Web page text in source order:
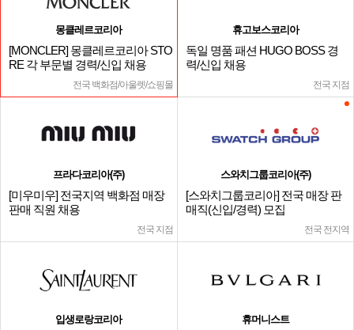
몽클레르코리아
[MONCLER] 몽클레르코리아 STO
RE 각 부문별 경력/신입 채용
전국 백화점/아울렛/쇼핑몰
휴고보스코리아
독일 명품 패션 HUGO BOSS 경
력/신입 채용
전국 지점
프라다코리아(주)
[미우미우] 전국지역 백화점 매장
판매 직원 채용
전국 지점
스와치그룹코리아(주)
[스와치그룹코리아] 전국 매장 판
매직(신입/경력) 모집
전국 전지역
입생로랑코리아 휴머니스트